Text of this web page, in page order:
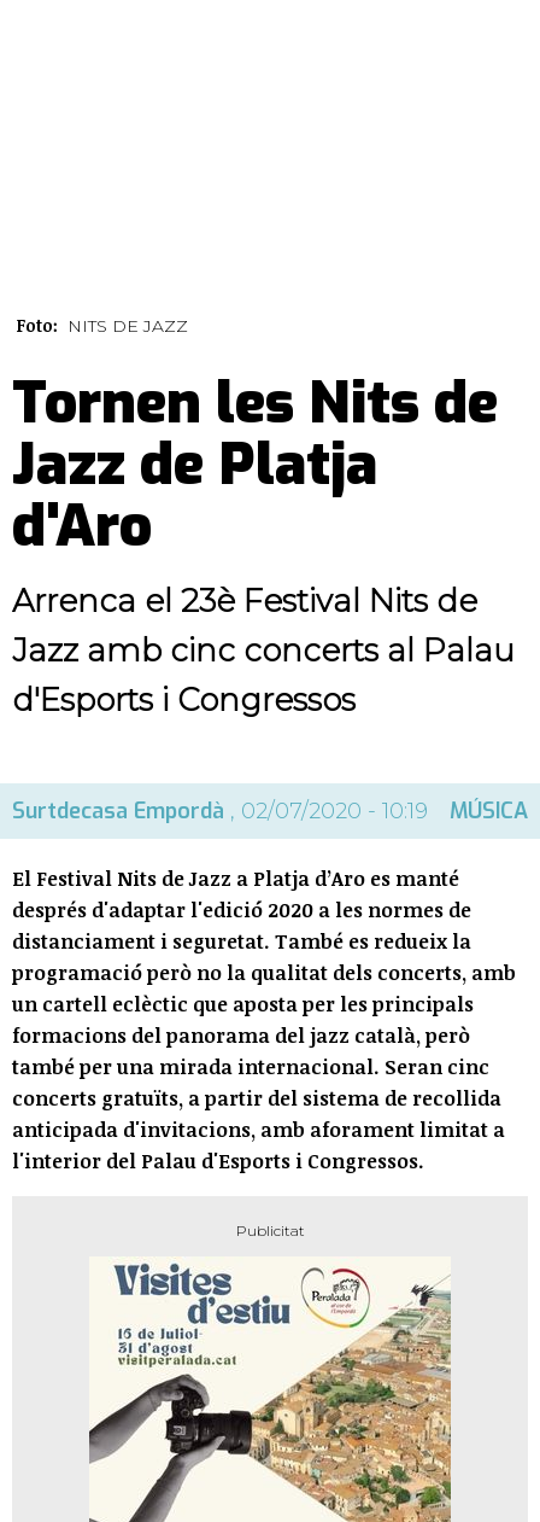
Foto: NITS DE JAZZ
Tornen les Nits de
Jazz de Platja
d'Aro
Arrenca el 23è Festival Nits de
Jazz amb cinc concerts al Palau
d'Esports i Congressos
Surtdecasa Empordà , 02/07/2020 - 10:19 MÚSICA
El Festival Nits de Jazz a Platja d’Aro es manté
després d'adaptar l'edició 2020 a les normes de
distanciament i seguretat. També es redueix la
programació però no la qualitat dels concerts, amb
un cartell eclèctic que aposta per les principals
formacions del panorama del jazz català, però
també per una mirada internacional. Seran cinc
concerts gratuïts, a partir del sistema de recollida
anticipada d'invitacions, amb aforament limitat a
l'interior del Palau d'Esports i Congressos.